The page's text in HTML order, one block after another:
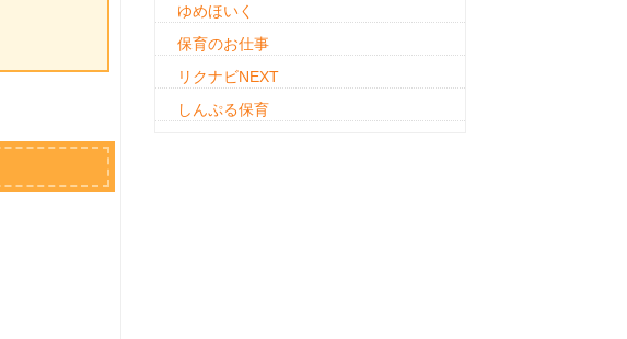
ゆめほいく
保育のお仕事
リクナビNEXT
しんぷる保育